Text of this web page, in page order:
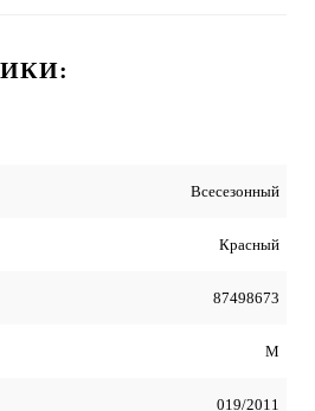
Всесезонный
Красный
87498673
М
019/2011